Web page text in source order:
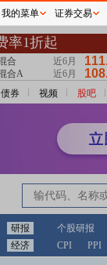
债券 视频 股吧
研报 个股研报
经济 CPI PPI
我的菜单 证券交易